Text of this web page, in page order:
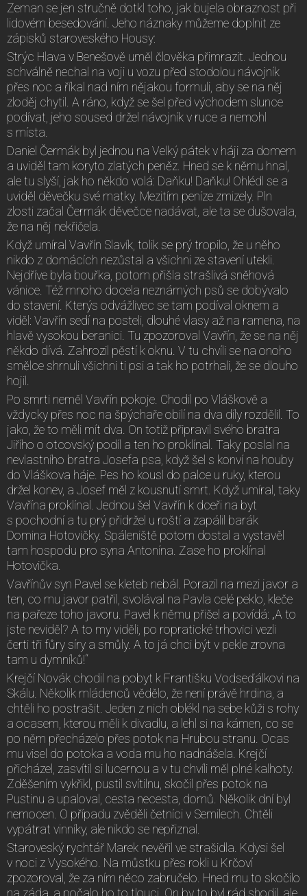
Zeman se jen stručně dotkl toho, jak bujela obraznost při
lidovém besedování. Jeho náznaky můžeme doplnit ze
zápisků staroveského Housy:
Strýc Hlava v Benešově uměl člověka přimrazit. Jednou
schválně nechal na voji u vozu před stodolou návojník
přes noc a říkal nad ním nějakou formuli, aby se na něj
zloděj chytil. A ráno, když se šel před východem slunce
podívat, jeho soused držel návojník v ruce a nemohl
s místa.
Daniel Čermák byl jednou na Velký pátek v háji za domem
a uviděl tam koryto zlatých peněz. Hned se k němu hnal,
ale tu slyší, jak ho někdo volá: Daňku! Daňku! Ohlédl se a
uviděl děvečku své matky. Mezitím peníze zmizely. Pln
zlosti začal Čermák děvečce nadávat, ale ta se dušovala,
že na něj nekřičela.
Když umíral Vavřín Slavík, tolik se prý tropilo, že u něho
nikdo z domácích nezůstal a všichni ze stavení utekli.
Nejdříve byla bouřka, potom přišla strašlivá sněhová
vánice. Též mnoho docela neznámých psů se dobývalo
do stavení. Kterýs odvážlivec se tam podíval oknem a
viděl: Vavřín sedí na posteli, dlouhé vlasy až na ramena, na
hlavě vysokou beranici. Tu zpozoroval Vavřín, že se na něj
někdo dívá. Zahrozil pěstí k oknu. V tu chvíli se na onoho
smělce shrnuli všichni ti psi a tak ho potrhali, že se dlouho
hojil.
Po smrti neměl Vavřín pokoje. Chodil po Vláškově a
vždycky přes noc na špýchaře obilí na dva díly rozdělil. To
jako, že to měli mít dva. On totiž připravil svého bratra
Jiřího o otcovský podíl a ten ho proklínal. Taky poslal na
nevlastního bratra Josefa psa, když šel s konví na houby
do Vláškova háje. Pes ho kousl do palce u ruky, kterou
držel konev, a Josef měl z kousnutí smrt. Když umíral, taky
Vavřína proklínal. Jednou šel Vavřín k dceři na byt
s pochodní a tu prý přidržel u roští a zapálil barák
Domina Hotovičky. Spáleniště potom dostal a vystavěl
tam hospodu pro syna Antonína. Zase ho proklínal
Hotovička.
Vavřínův syn Pavel se kleteb nebál. Porazil na mezi javor a
ten, co mu javor patřil, svolával na Pavla celé peklo, kleče
na pařeze toho javoru. Pavel k němu přišel a povídá: „A to
jste neviděl? A to my viděli, po ropratické trhovici vezli
čerti tři fůry síry a smůly. A to já chci být v pekle zrovna
tam u dymníků!“
Krejčí Novák chodil na pobyt k Františku Vodseďálkovi na
Skálu. Několik mládenců vědělo, že není právě hrdina, a
chtěli ho postrašit. Jeden z nich oblékl na sebe kůži s rohy
a ocasem, kterou měli k divadlu, a lehl si na kámen, co se
po něm přecházelo přes potok na Hrubou stranu. Ocas
mu visel do potoka a voda mu ho nadnášela. Krejčí
přicházel, zasvítil si lucernou a v tu chvíli měl plné kalhoty.
Zděšením vykřikl, pustil svítilnu, skočil přes potok na
Pustinu a upaloval, cesta necesta, domů. Několik dní byl
nemocen. O případu zvěděli četníci v Semilech. Chtěli
vypátrat vinníky, ale nikdo se nepřiznal.
Staroveský rychtář Marek nevěřil ve strašidla. Kdysi šel
v noci z Vysokého. Na můstku přes rokli u Krčoví
zpozoroval, že za ním něco zabručelo. Hned mu to skočilo
na záda, a počalo ho to tlouci. On by to byl rád shodil, ale